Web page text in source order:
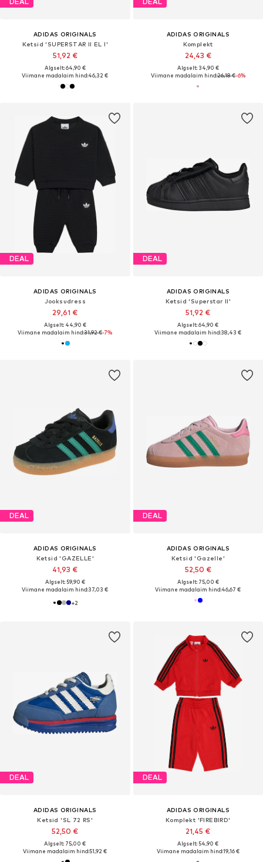
ADIDAS ORIGINALS
Ketsid 'SUPERSTAR II EL I'
51,92 €
Algselt: 64,90 €
Viimane madalaim hind:46,32 €
ADIDAS ORIGINALS
Komplekt
24,43 €
Algselt: 34,90 €
Viimane madalaim hind:26,18 €-6%
DEAL
ADIDAS ORIGINALS
Jooksudress
29,61 €
Algselt: 44,90 €
Viimane madalaim hind:31,92 €-7%
DEAL
ADIDAS ORIGINALS
Ketsid 'Superstar II'
51,92 €
Algselt: 64,90 €
Viimane madalaim hind:38,43 €
DEAL
ADIDAS ORIGINALS
Ketsid 'GAZELLE'
41,93 €
Algselt: 59,90 €
Viimane madalaim hind:37,03 €
+2
DEAL
ADIDAS ORIGINALS
Ketsid 'Gazelle'
52,50 €
Algselt: 75,00 €
Viimane madalaim hind:46,67 €
DEAL
ADIDAS ORIGINALS
Ketsid 'SL 72 RS'
52,50 €
Algselt: 75,00 €
Viimane madalaim hind:51,92 €
DEAL
ADIDAS ORIGINALS
Komplekt 'FIREBIRD'
21,45 €
Algselt: 54,90 €
Viimane madalaim hind:19,16 €